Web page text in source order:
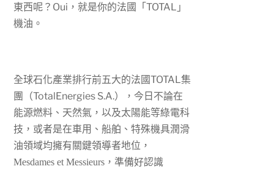
東西呢？ Oui ，就是你的法國「TOTAL 」
機油。
全球石化產業排行前五大的法國TOTAL集
團（TotalEnergies S.A.），今日不論在
能源燃料、天然氣，以及太陽能等綠電科
技，或者是在車用、船舶、特殊機具潤滑
油領域均擁有關鍵領導者地位，
Mesdames et Messieurs ，準備好認識